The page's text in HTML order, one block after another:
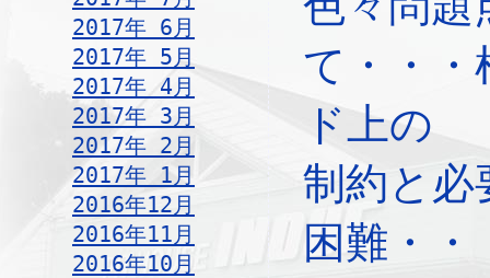
2017年 6月
2017年 5月
2017年 4月
2017年 3月
2017年 2月
2017年 1月
2016年12月
2016年11月
2016年10月
て・・・
ド上の
制約と必
困難・・